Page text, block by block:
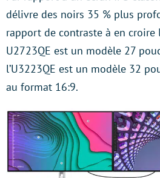
délivre des noirs 35 % plus
rapport de contraste à en croire
U2723QE est un modèle 27
l’U3223QE est un modèle 32
au format 16:9.